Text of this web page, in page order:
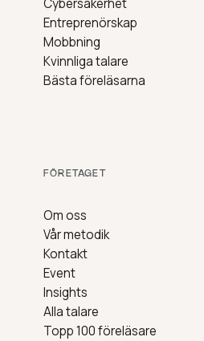
Cybersäkerhet
Entreprenörskap
Mobbning
Kvinnliga talare
Bästa föreläsarna
FÖRETAGET
Om oss
Vår metodik
Kontakt
Event
Insights
Alla talare
Topp 100 föreläsare